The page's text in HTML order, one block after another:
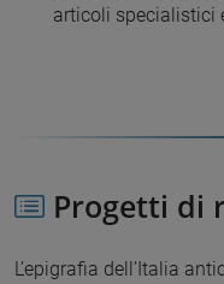
articoli specialistici
Progetti di
L’epigrafia dell’Italia